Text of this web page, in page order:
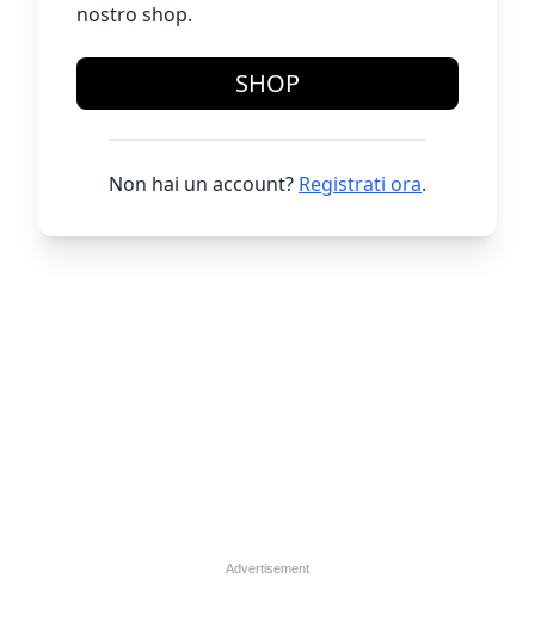
nostro shop.
SHOP
Non hai un account? Registrati ora.